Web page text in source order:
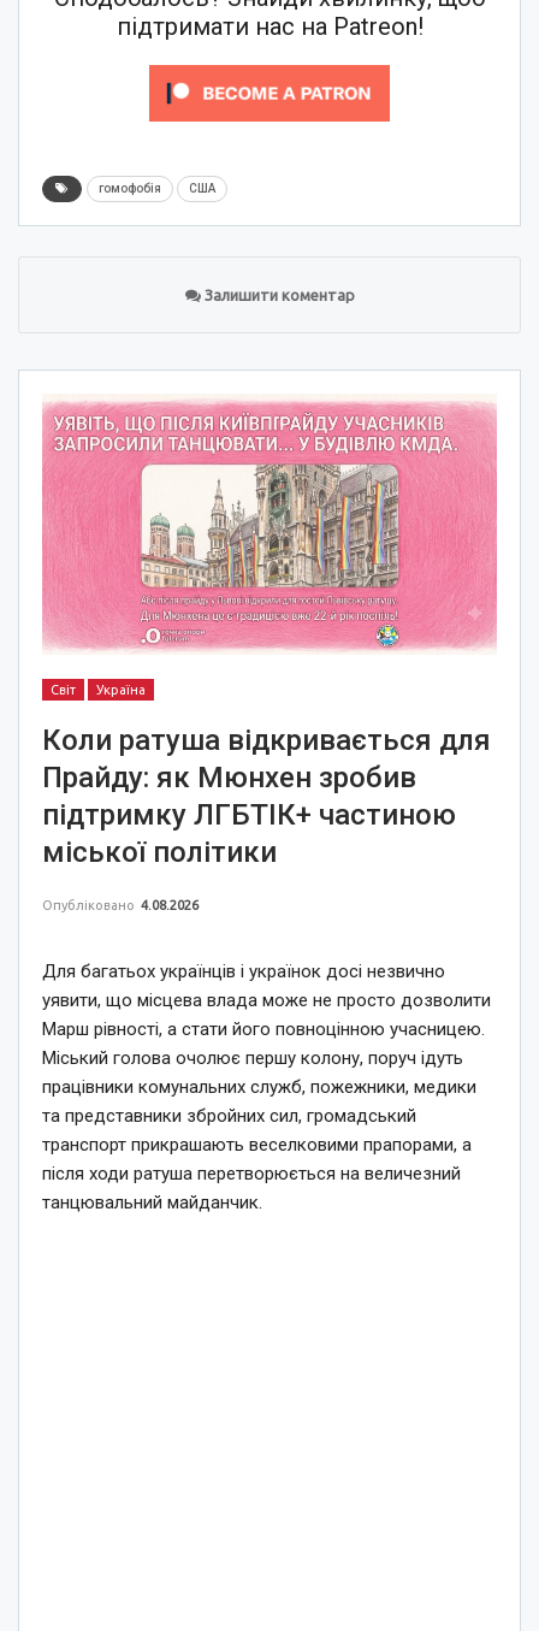
підтримати нас на Patreon!
гомофобія США
Залишити коментар
Світ Україна
Коли ратуша відкривається для
Прайду: як Мюнхен зробив
підтримку ЛГБТІК+ частиною
міської політики
Опубліковано 4.08.2026
Для багатьох українців і українок досі незвично
уявити, що місцева влада може не просто дозволити
Марш рівності, а стати його повноцінною учасницею.
Міський голова очолює першу колону, поруч ідуть
працівники комунальних служб, пожежники, медики
та представники збройних сил, громадський
транспорт прикрашають веселковими прапорами, а
після ходи ратуша перетворюється на величезний
танцювальний майданчик.